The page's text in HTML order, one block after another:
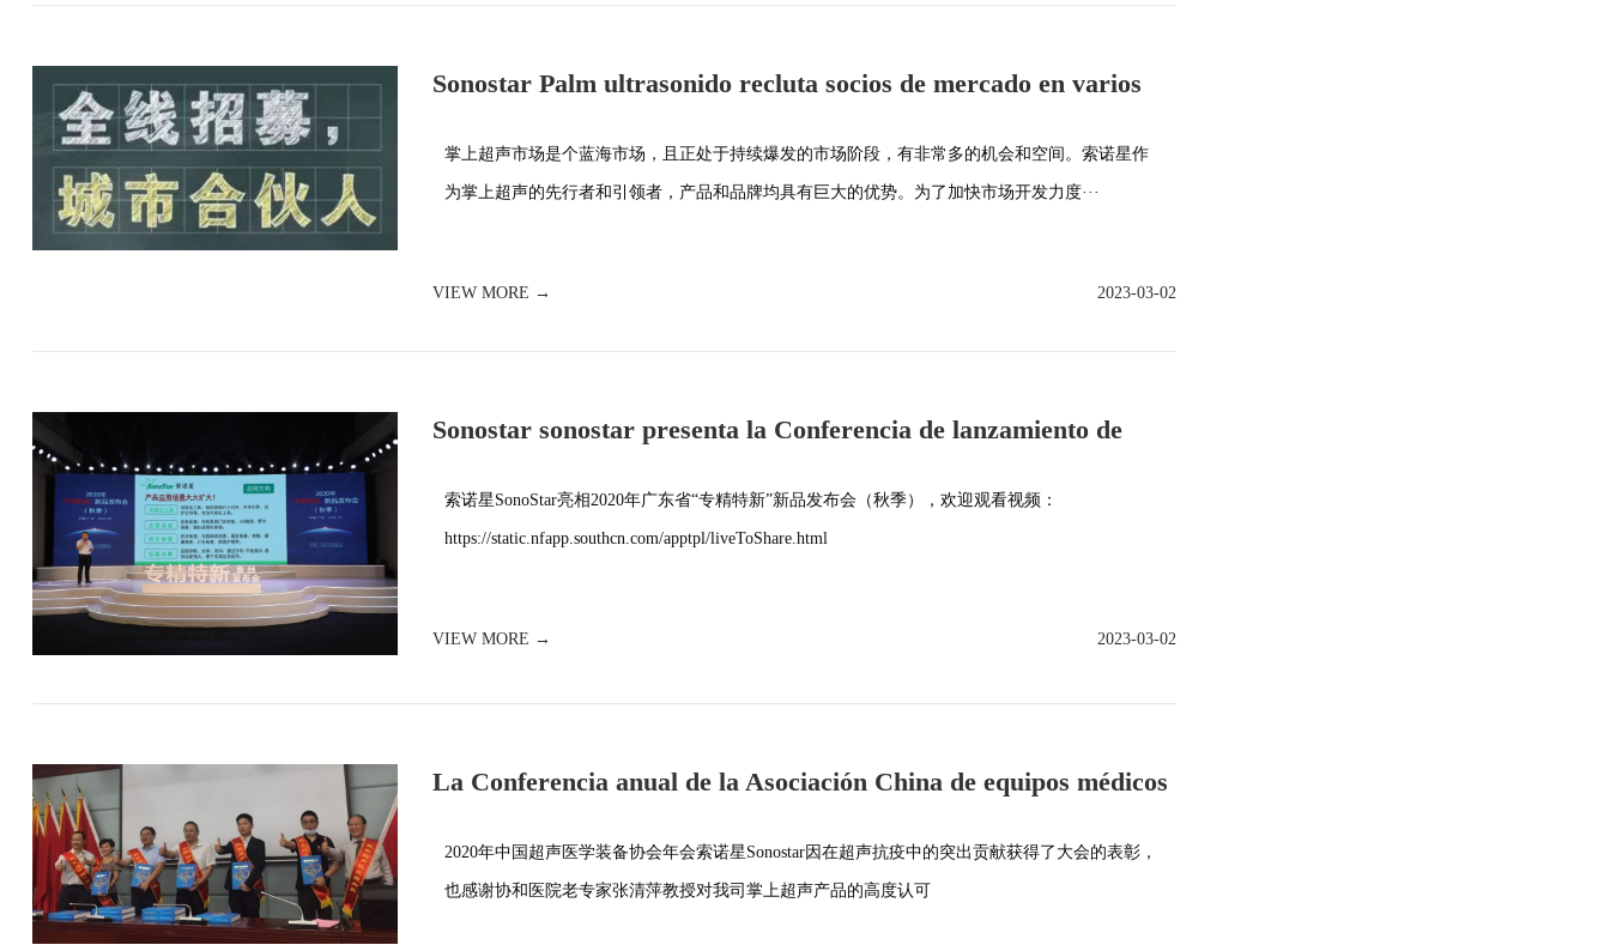
Sonostar Palm ultrasonido recluta socios de mercado en varios
掌上超声市场是个蓝海市场，且正处于持续爆发的市场阶段，有非常多的机会和空间。索诺星作
为掌上超声的先行者和引领者，产品和品牌均具有巨大的优势。为了加快市场开发力度···
VIEW MORE → 2023-03-02
Sonostar sonostar presenta la Conferencia de lanzamiento de
索诺星SonoStar亮相2020年广东省“专精特新”新品发布会（秋季），欢迎观看视频：
https://static.nfapp.southcn.com/apptpl/liveToShare.html
VIEW MORE → 2023-03-02
La Conferencia anual de la Asociación China de equipos médicos
2020年中国超声医学装备协会年会索诺星Sonostar因在超声抗疫中的突出贡献获得了大会的表彰，
也感谢协和医院老专家张清萍教授对我司掌上超声产品的高度认可